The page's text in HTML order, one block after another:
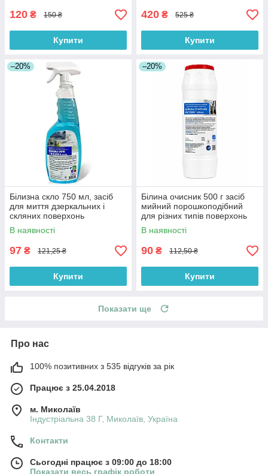
120 ₴ 150 ₴
Купити
420 ₴ 525 ₴
Купити
–20%
Білизна скло 750 мл, засіб
для миття дзеркальних і
скляних поверхонь
В наявності
97 ₴ 121,25 ₴
Купити
–20%
Білина очисник 500 г засіб
мийний порошкоподібний
для різних типів поверхонь
В наявності
90 ₴ 112,50 ₴
Купити
Показати ще
Про нас
100% позитивних з 535 відгуків за рік
Працює з 25.04.2018
м. Миколаїв
Індустріальна 38 Г, Миколаїв, Україна
Контакти
Сьогодні працює з 09:00 до 18:00
Показати весь графік роботи